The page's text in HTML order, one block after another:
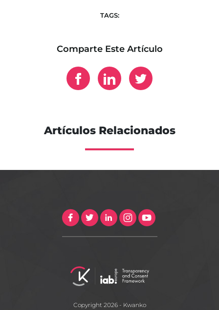
TAGS:
Comparte Este Artículo
Artículos Relacionados
Copyright 2026 - Kwanko